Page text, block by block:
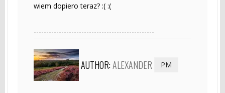
wiem dopiero teraz? :( :(
------------------------------------------------
AUTHOR:ALEXANDER PM